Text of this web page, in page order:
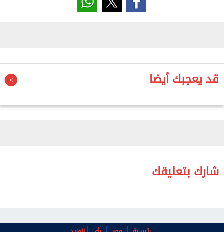
البروفيسور أندريه إلى قاعة المؤتمرات بالجامعة، حيث
وتسلم شهادة الأستاذية الفخرية، تقديراً لمكانته
العلمية ودوره السياسي.
قد يعجبك أيضا
شارك بتعليقك